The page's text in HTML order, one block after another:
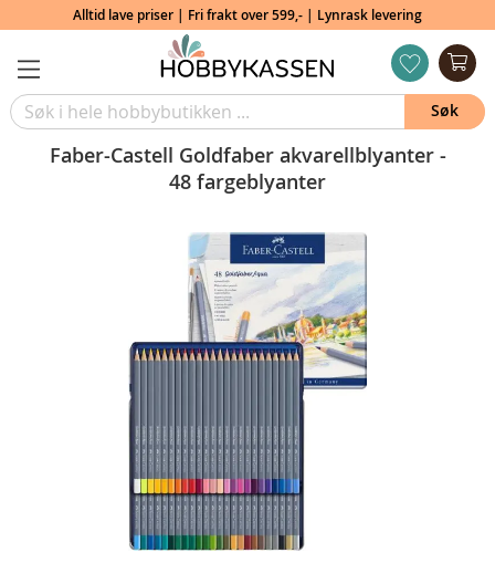
Alltid lave priser | Fri frakt over 599,- | Lynrask levering
Faber-Castell Goldfaber akvarellblyanter -
48 fargeblyanter
Søk
ønskeliste